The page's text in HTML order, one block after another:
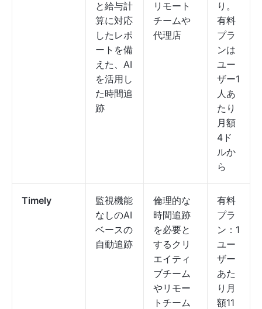
と給与計
算に対応
したレポ
ートを備
えた、AI
を活用し
た時間追
跡
リモート
チームや
代理店
り。
有料
プラ
ンは
ユー
ザー1
人あ
たり
月額
4ド
ルか
ら
Timely
監視機能
なしのAI
ベースの
自動追跡
倫理的な
時間追跡
を必要と
するクリ
エイティ
ブチーム
やリモー
トチーム
有料
プラ
ン：1
ユー
ザー
あた
り月
額11